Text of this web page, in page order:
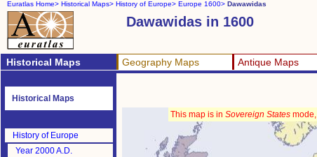
Euratlas Home> Historical Maps> History of Europe> Europe 1600> Dawawidas
Dawawidas in 1600
Historical Maps Geography Maps Antique Maps
Historical Maps
History of Europe
Year 2000 A.D.
This map is in Sovereign States mode,